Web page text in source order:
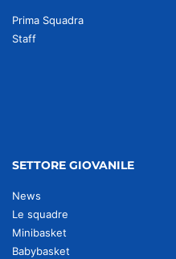
Prima Squadra
Staff
SETTORE GIOVANILE
News
Le squadre
Minibasket
Babybasket